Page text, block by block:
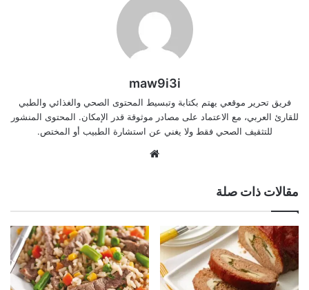
maw9i3i
فريق تحرير موقعي يهتم بكتابة وتبسيط المحتوى الصحي والغذائي والطبي
للقارئ العربي، مع الاعتماد على مصادر موثوقة قدر الإمكان. المحتوى المنشور
للتثقيف الصحي فقط ولا يغني عن استشارة الطبيب أو المختص.
مقالات ذات صلة